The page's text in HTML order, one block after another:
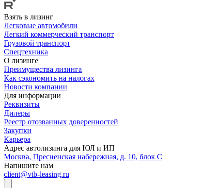
Взять в лизинг
Легковые автомобили
Легкий коммерческий транспорт
Грузовой транспорт
Спецтехника
О лизинге
Преимущества лизинга
Как сэкономить на налогах
Новости компании
Для информации
Реквизиты
Дилеры
Реестр отозванных доверенностей
Закупки
Карьера
Адрес автолизинга для ЮЛ и ИП
Москва, Пресненская набережная, д. 10, блок С
Напишите нам
client@vtb-leasing.ru